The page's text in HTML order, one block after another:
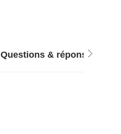
Questions & réponses